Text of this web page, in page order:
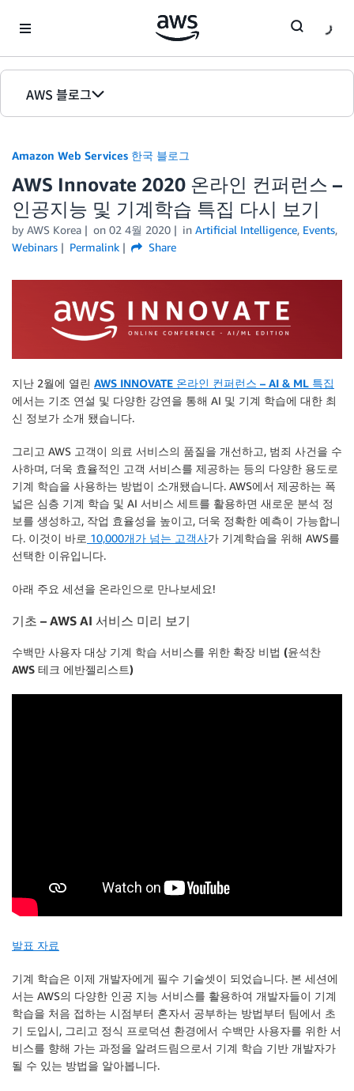
AWS 블로그
홈
에디션
Amazon Web Services 한국 블로그
AWS Innovate 2020 온라인 컨퍼런스 –
인공지능 및 기계학습 특집 다시 보기
by AWS Korea on 02 4월 2020 in Artificial Intelligence, Events,
Webinars
Permalink Share
지난 2월에 열린 AWS INNOVATE 온라인 컨퍼런스 – AI & ML 특집
에서는 기조 연설 및 다양한 강연을 통해 AI 및 기계 학습에 대한 최
신 정보가 소개 됐습니다.
그리고 AWS 고객이 의료 서비스의 품질을 개선하고, 범죄 사건을 수
사하며, 더욱 효율적인 고객 서비스를 제공하는 등의 다양한 용도로
기계 학습을 사용하는 방법이 소개됐습니다. AWS에서 제공하는 폭
넓은 심층 기계 학습 및 AI 서비스 세트를 활용하면 새로운 분석 정
보를 생성하고, 작업 효율성을 높이고, 더욱 정확한 예측이 가능합니
다. 이것이 바로 10,000개가 넘는 고객사가 기계학습을 위해 AWS를
선택한 이유입니다.
아래 주요 세션을 온라인으로 만나보세요!
기초 – AWS AI 서비스 미리 보기
수백만 사용자 대상 기계 학습 서비스를 위한 확장 비법 (윤석찬
AWS 테크 에반젤리스트)
발표 자료
기계 학습은 이제 개발자에게 필수 기술셋이 되었습니다. 본 세션에
서는 AWS의 다양한 인공 지능 서비스를 활용하여 개발자들이 기계
학습을 처음 접하는 시점부터 혼자서 공부하는 방법부터 팀에서 초
기 도입시, 그리고 정식 프로덕션 환경에서 수백만 사용자를 위한 서
비스를 향해 가는 과정을 알려드림으로서 기계 학습 기반 개발자가
될 수 있는 방법을 알아봅니다.